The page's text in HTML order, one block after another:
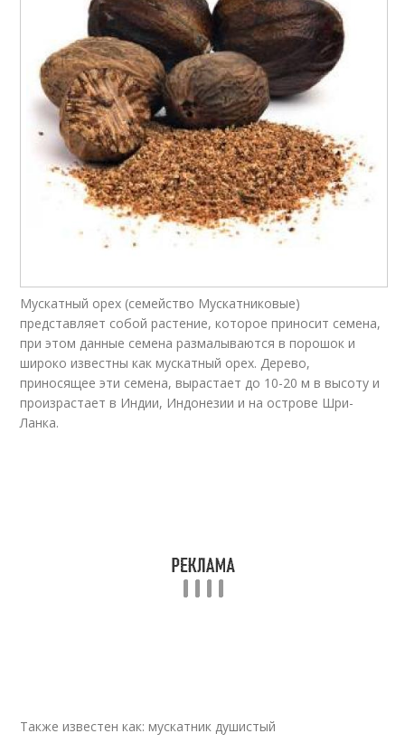
Мускатный орех (семейство Мускатниковые)
представляет собой растение, которое приносит семена,
при этом данные семена размалываются в порошок и
широко известны как мускатный орех. Дерево,
приносящее эти семена, вырастает до 10-20 м в высоту и
произрастает в Индии, Индонезии и на острове Шри-
Ланка.
Также известен как: мускатник душистый